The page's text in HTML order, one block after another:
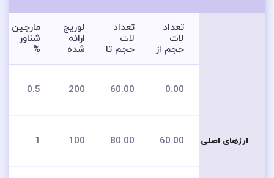
تعداد
لات
حجم از
تعداد
لات
حجم تا
لوریج
ارائه
شده
مارجین
شناور
%
ارزهای اصلی
0.00
60.00
200
0.5
60.00
80.00
100
1